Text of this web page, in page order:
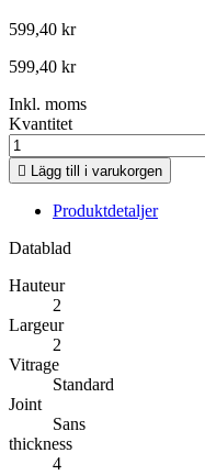
599,40 kr
599,40 kr
Inkl. moms
Kvantitet
 Lägg till i varukorgen
Produktdetaljer
Datablad
Hauteur
2
Largeur
2
Vitrage
Standard
Joint
Sans
thickness
4